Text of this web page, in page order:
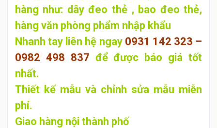
hàng như: dây đeo thẻ , bao đeo thẻ,
hàng văn phòng phẩm nhập khẩu
Nhanh tay liên hệ ngay 0931 142 323 –
0982 498 837 đểđược báo giá tốt
nhất.
Thiết kế mẫu và chỉnh sửa mẫu miễn
phí.
Giao hàng nội thành phố